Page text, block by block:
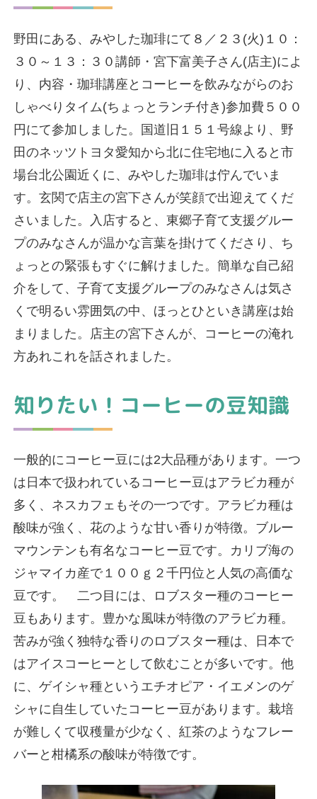
野田にある、みやした珈琲にて８／２３(火)１０：
３０～１３：３０講師・宮下富美子さん(店主)によ
り、内容・珈琲講座とコーヒーを飲みながらのお
しゃべりタイム(ちょっとランチ付き)参加費５００
円にて参加しました。国道旧１５１号線より、野
田のネッツトヨタ愛知から北に住宅地に入ると市
場台北公園近くに、みやした珈琲は佇んでいま
す。玄関で店主の宮下さんが笑顔で出迎えてくだ
さいました。入店すると、東郷子育て支援グルー
プのみなさんが温かな言葉を掛けてくださり、ち
ょっとの緊張もすぐに解けました。簡単な自己紹
介をして、子育て支援グループのみなさんは気さ
くで明るい雰囲気の中、ほっとひといき講座は始
まりました。店主の宮下さんが、コーヒーの淹れ
方あれこれを話されました。
知りたい！コーヒーの豆知識
一般的にコーヒー豆には2大品種があります。一つ
は日本で扱われているコーヒー豆はアラビカ種が
多く、ネスカフェもその一つです。アラビカ種は
酸味が強く、花のような甘い香りが特徴。ブルー
マウンテンも有名なコーヒー豆です。カリブ海の
ジャマイカ産で１００ｇ２千円位と人気の高価な
豆です。 二つ目には、ロブスター種のコーヒー
豆もあります。豊かな風味が特徴のアラビカ種。
苦みが強く独特な香りのロブスター種は、日本で
はアイスコーヒーとして飲むことが多いです。他
に、ゲイシャ種というエチオピア・イエメンのゲ
シャに自生していたコーヒー豆があります。栽培
が難しくて収穫量が少なく、紅茶のようなフレー
バーと柑橘系の酸味が特徴です。